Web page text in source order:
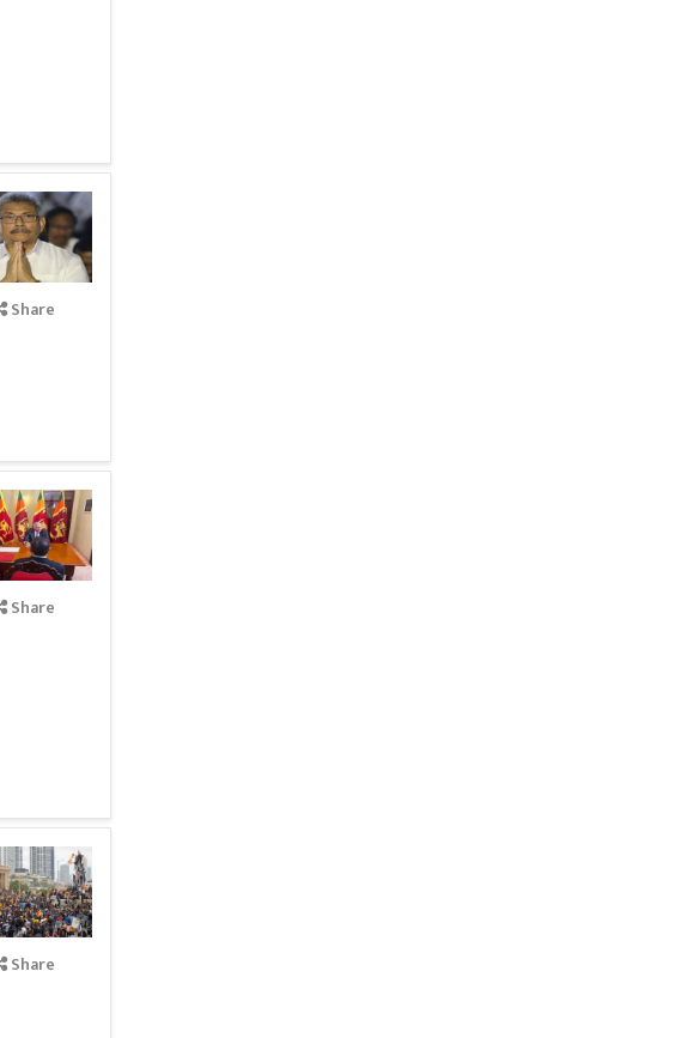
Share
Share
Share